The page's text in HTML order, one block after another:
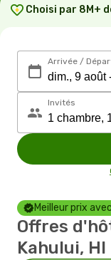
Choisi par 8M+
Arrivée /
Invités
Meilleur prix
Offres
Kahului, HI